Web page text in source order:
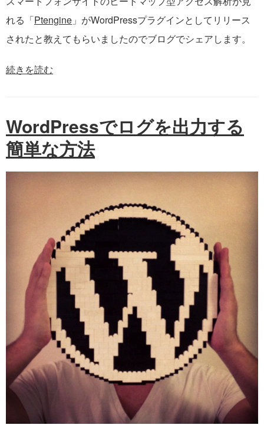
れる「Ptengine 」がWordPressプラグインとしてリリース
されたと教えてもらいましたのでブログでシェアします。
続きを読む
WordPressでログを出力する
簡単な方法